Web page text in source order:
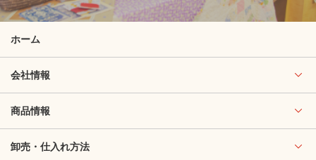
ホーム
会社情報
商品情報
卸売・仕入れ方法